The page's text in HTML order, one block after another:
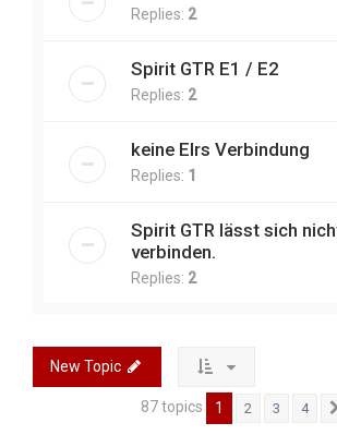
Replies: 2
Spirit GTR E1 / E2
Replies: 2
keine Elrs Verbindung
Replies: 1
Spirit GTR lässt sich
verbinden.
Replies: 2
New Topic
87 topics 1 2 3 4